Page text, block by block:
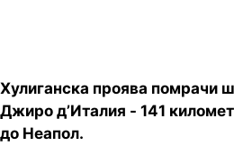
Хулиганска проява помрачи
Джиро д’Италия - 141
до Неапол.